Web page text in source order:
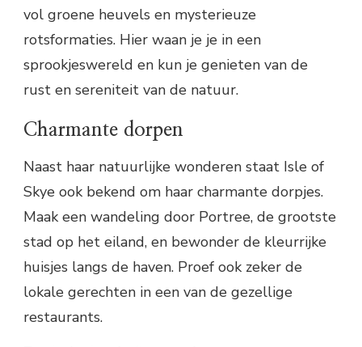
vol groene heuvels en mysterieuze
rotsformaties. Hier waan je je in een
sprookjeswereld en kun je genieten van de
rust en sereniteit van de natuur.
Charmante dorpen
Naast haar natuurlijke wonderen staat Isle of
Skye ook bekend om haar charmante dorpjes.
Maak een wandeling door Portree, de grootste
stad op het eiland, en bewonder de kleurrijke
huisjes langs de haven. Proef ook zeker de
lokale gerechten in een van de gezellige
restaurants.